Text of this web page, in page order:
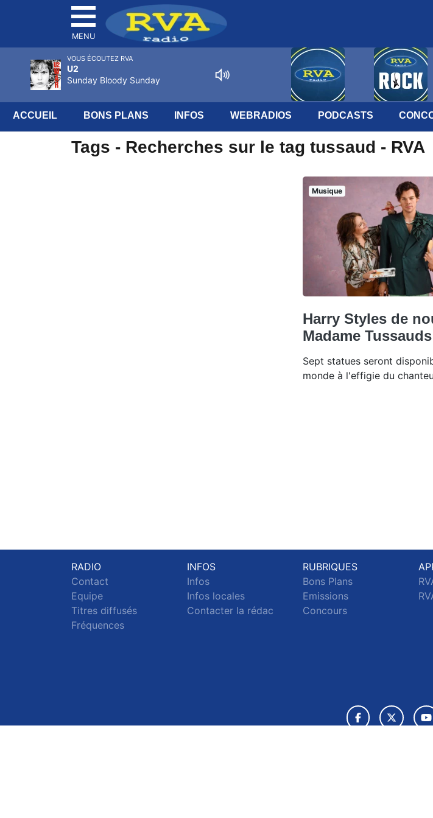
MENU
ACCUEIL BONS PLANS INFOS WEBRADIOS PODCASTS
Tags - Recherches sur le tag tussaud - RVA
Musique
Harry Styles de
Madame
Sept statues seront
monde à l'effigie du
RADIO
Contact
Equipe
Titres diffusés
Fréquences
INFOS
Infos
Infos locales
Contacter la rédac
RUBRIQUES
Bons Plans
Emissions
Concours
VOUS ÉCOUTEZ RVA
U2
Sunday Bloody Sunday